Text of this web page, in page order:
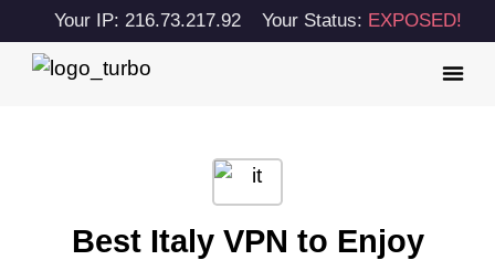
Your IP: 216.73.217.92 Your Status: EXPOSED!
Best Italy VPN to Enjoy